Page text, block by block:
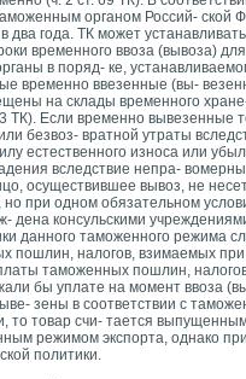
органом Россий- ской
два года. ТК может
временного ввоза (вывоза)
в поряд- ке,
временно ввезенные (вы-
на склады временного
ТК). Если временно вывезенные
безвоз- вратной утраты
естественного износа или
вследствие непра-
осуществившее вывоз, не
при одном обязательном
дена консульскими
данного таможенного режима
пошлин, налогов, взимаемых
таможенных пошлин,
бы уплате на момент ввоза
зены в соответствии с
то товар счи- тается
режимом экспорта, однако
политики.